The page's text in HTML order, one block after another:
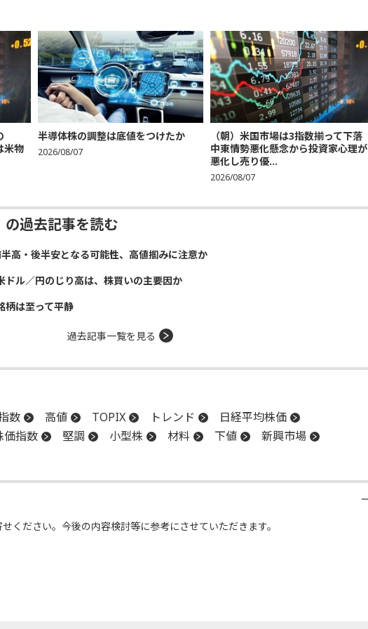
米物
半導体株の調整は底値をつけたか
2026/08/07
（朝）米国市場は3指数揃って下落
中東情勢悪化懸念から投資家心理が
悪化し売り優...
2026/08/07
の過去記事を読む
半高・後半安となる可能性、高値掴みに注意か
ドル／円のじり高は、株買いの主要因か
柄は至って平静
過去記事一覧を見る
数 高値 TOPIX トレンド
日経平均株価
価指数 堅調 小型株 材料 下値
新興市場
ください。今後の内容検討等に参考にさせていただきます。